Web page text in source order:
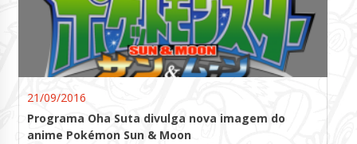
21/09/2016
Programa Oha Suta divulga nova imagem do
anime Pokémon Sun & Moon